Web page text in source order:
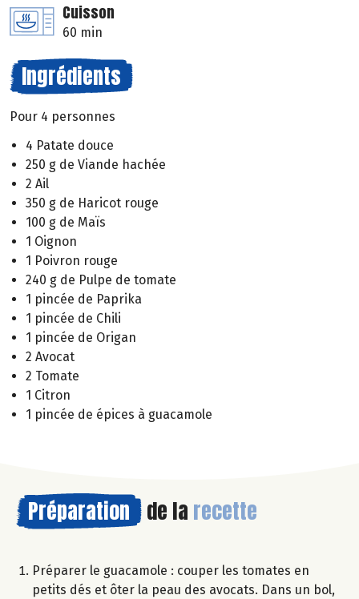
Cuisson
60 min
Ingrédients
Pour 4 personnes
4 Patate douce
250 g de Viande hachée
2 Ail
350 g de Haricot rouge
100 g de Maïs
1 Oignon
1 Poivron rouge
240 g de Pulpe de tomate
1 pincée de Paprika
1 pincée de Chili
1 pincée de Origan
2 Avocat
2 Tomate
1 Citron
1 pincée de épices à guacamole
Préparation de la recette
Préparer le guacamole : couper les tomates en
petits dés et ôter la peau des avocats. Dans un bol,